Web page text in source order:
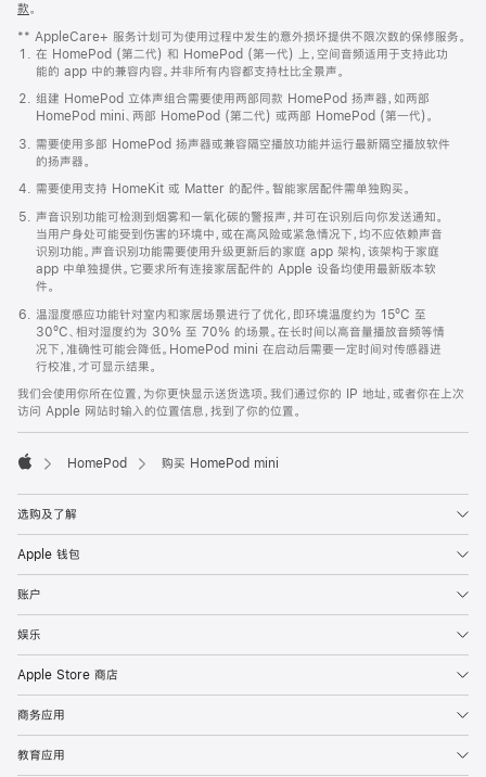
款。
窗
口
中
打
开)
** AppleCare+ 服务计划可为使用过程中发生的意外损坏提供不限次数的保修服务。
在 HomePod (第二代) 和 HomePod (第一代) 上，空间音频适用于支持此功
能的 app 中的兼容内容。并非所有内容都支持杜比全景声。
组建 HomePod 立体声组合需要使用两部同款 HomePod 扬声器，如两部
HomePod mini、两部 HomePod (第二代) 或两部 HomePod (第一代)。
需要使用多部 HomePod 扬声器或兼容隔空播放功能并运行最新隔空播放软件
的扬声器。
需要使用支持 HomeKit 或 Matter 的配件。智能家居配件需单独购买。
声音识别功能可检测到烟雾和一氧化碳的警报声，并可在识别后向你发送通知。
当用户身处可能受到伤害的环境中，或在高风险或紧急情况下，均不应依赖声音
识别功能。声音识别功能需要使用升级更新后的家庭 app 架构，该架构于家庭
app 中单独提供。它要求所有连接家居配件的 Apple 设备均使用最新版本软
件。
温湿度感应功能针对室内和家居场景进行了优化，即环境温度约为 15ºC 至
30ºC、相对湿度约为 30% 至 70% 的场景。在长时间以高音量播放音频等情
况下，准确性可能会降低。HomePod mini 在启动后需要一定时间对传感器进
行校准，才可显示结果。
我们会使用你所在位置，为你更快显示送货选项。我们通过你的 IP 地址，或者你在上次
访问 Apple 网站时输入的位置信息，找到了你的位置。
HomePod 购买 HomePod mini
选购及了解
Apple 钱包
账户
娱乐
Apple Store 商店
商务应用
教育应用